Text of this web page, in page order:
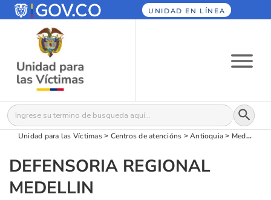
UNIDAD EN LÍNEA
Buscar: Botón
Unidad para las Víctimas> Centros de atencións >Antioquia > Medellín
DEFENSORIA REGIONAL
MEDELLIN